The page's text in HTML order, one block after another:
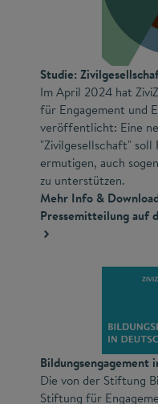
Studie:
Im April 2024 hat
für Engagement und
veröffentlicht: Eine
"Zivilgesellschaft" soll
ermutigen, auch
zu unterstützen.
Mehr Info &
Pressemitteilung auf
Bildungsengagement
Die von der Stiftung
Stiftung für